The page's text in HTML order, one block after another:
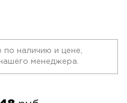
наличию и цене,
менеджера.